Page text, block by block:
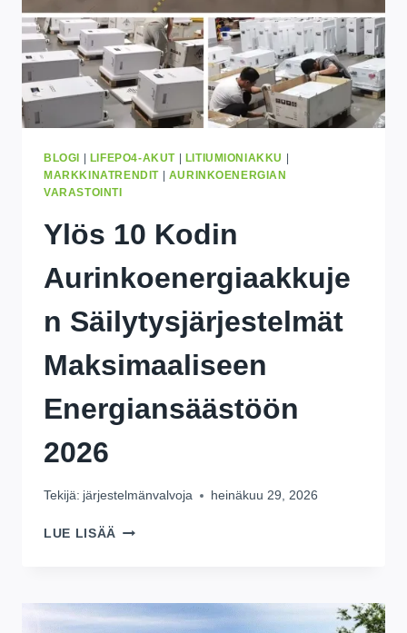
BLOGI | LIFEPO4-AKUT| LITIUMIONIAKKU |
MARKKINATRENDIT| AURINKOENERGIAN
VARASTOINTI
Ylös 10 Kodin
Aurinkoenergiaakkuje
N Säilytysjärjestelmät
Maksimaaliseen
Energiansäästöön
2026
Tekijä: järjestelmänvalvoja heinäkuu 29, 2026
LUE LISÄÄ YLÖS
SÄILYTYSJÄRJESTELMÄT
MAKSIMAALISEEN